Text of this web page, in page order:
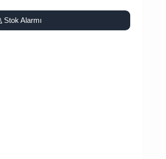
Stok Alarmı